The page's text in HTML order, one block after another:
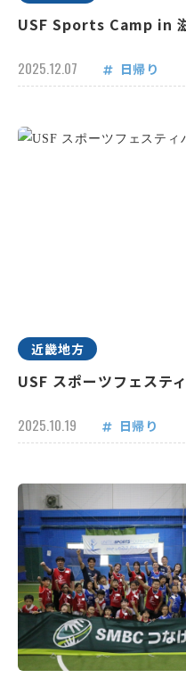
USF Sports Camp in
2025.12.07 日帰り
近畿地方
USF スポーツフェス
2025.10.19 日帰り